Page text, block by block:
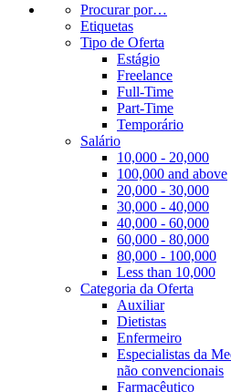
Procurar por…
Etiquetas
Tipo de Oferta
Estágio
Freelance
Full-Time
Part-Time
Temporário
Salário
10,000 - 20,000
100,000 and above
20,000 - 30,000
30,000 - 40,000
40,000 - 60,000
60,000 - 80,000
80,000 - 100,000
Less than 10,000
Categoria da Oferta
Auxiliar
Dietistas
Enfermeiro
Especialistas da
não convencionais
Farmacêutico